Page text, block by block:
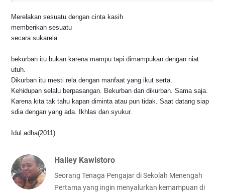
Merelakan sesuatu dengan cinta kasih
memberikan sesuatu
secara sukarela
bekurban itu bukan karena mampu tapi dimampukan dengan niat
utuh.
Dikurban itu mesti rela dengan manfaat yang ikut serta.
Kehidupan selalu berpasangan. Bekurban dan dikurban. Sama saja.
Karena kita tak tahu kapan diminta atau pun tidak. Saat datang siap
sdia dengan yang ada. Ikhlas dan syukur.
Idul adha(2011)
Halley Kawistoro
Seorang Tenaga Pengajar di Sekolah Menengah
Pertama yang ingin menyalurkan kemampuan di